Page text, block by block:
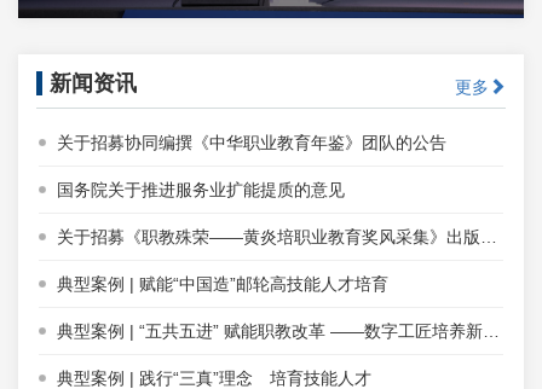
纪念《教育与职业》杂志创刊90周年
新闻资讯 更多
关于招募协同编撰《中华职业教育年鉴》团队的公告
国务院关于推进服务业扩能提质的意见
典型案例 | 赋能“中国造”邮轮高技能人才培育
典型案例 | 践行“三真”理念 培育技能人才